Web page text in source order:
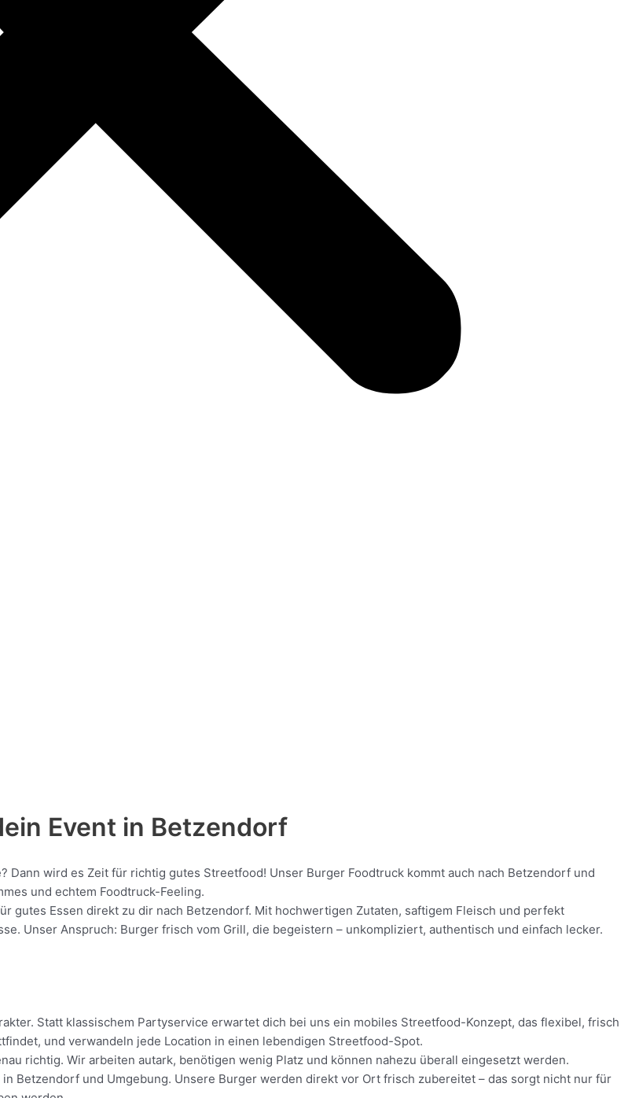
Event in Betzendorf
Dann wird es Zeit für richtig gutes Streetfood! Unser Burger Foodtruck kommt auch nach Betzendorf und
und echtem Foodtruck-Feeling.
gutes Essen direkt zu dir nach Betzendorf. Mit hochwertigen Zutaten, saftigem Fleisch und perfekt
Unser Anspruch: Burger frisch vom Grill, die begeistern – unkompliziert, authentisch und einfach lecker.
Statt klassischem Partyservice erwartet dich bei uns ein mobiles Streetfood-Konzept, das flexibel, frisch
und verwandeln jede Location in einen lebendigen Streetfood-Spot.
richtig. Wir arbeiten autark, benötigen wenig Platz und können nahezu überall eingesetzt werden.
Betzendorf und Umgebung. Unsere Burger werden direkt vor Ort frisch zubereitet – das sorgt nicht nur für